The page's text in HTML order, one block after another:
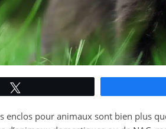
enclos pour animaux sont bien plus